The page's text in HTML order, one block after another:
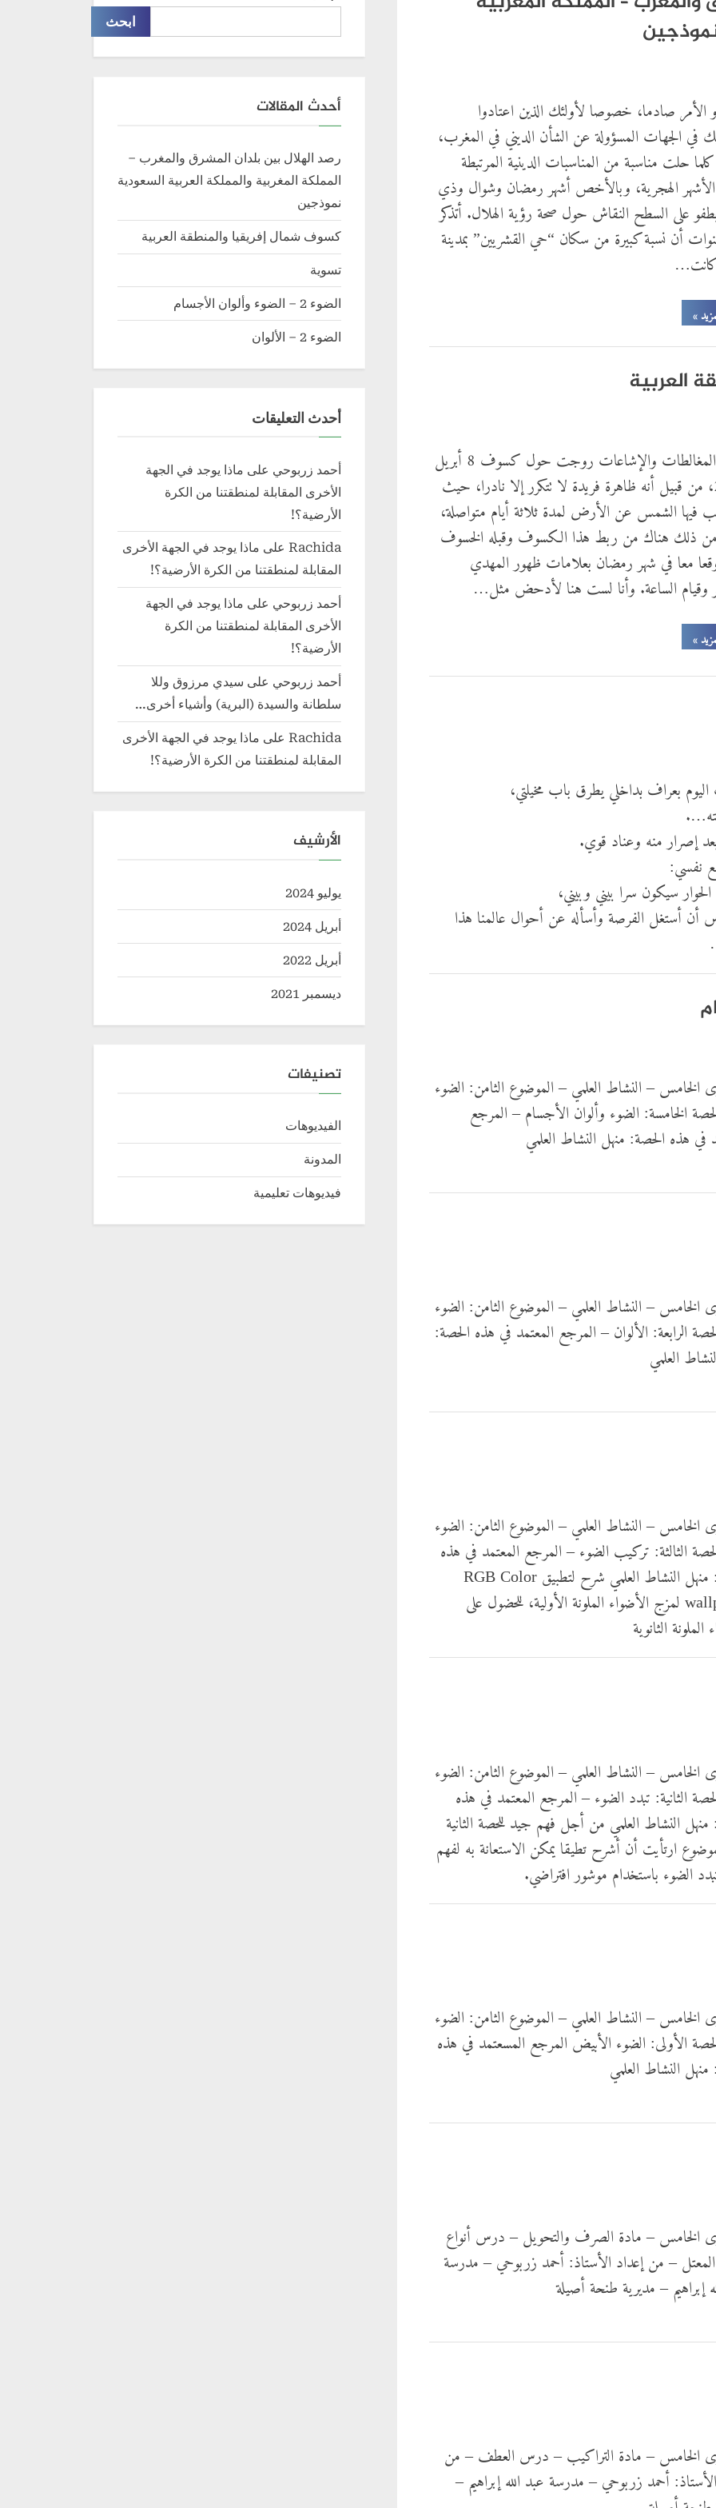
الأمر صادما، خصوصا لأولئك الذين اعتادوا
في الجهات المسؤولة عن الشأن الديني في المغرب،
حلت مناسبة من المناسبات الدينية المرتبطة
الهجرية، وبالأخص أشهر رمضان وشوال وذي
يطفو على السطح النقاش حول صحة رؤية الهلال. أتذكر
أن نسبة كبيرة من سكان “حي القشريين” بمدينة
“رصد
الهلال
بين
بلدان
والمغرب
–
المملكة
نموذجين”
»
العربية
بعض المغالطات والإشاعات روجت حول كسوف 8 أبريل
2024، من قبيل أنه ظاهرة فريدة لا تتكرر إلا نادرا، حيث
الشمس عن الأرض لمدة ثلاثة أيام متواصلة،
ذلك هناك من ربط هذا الكسوف وقبله الخسوف
معا في شهر رمضان بعلامات ظهور المهدي
وقيام الساعة. وأنا لست هنا لأدحض مثل…
“كسوف
شمال
إفريقيا
والمنطقة
العربية”
»
بعراف بداخلي يطرق باب مخيلتي،
إصرار منه وعناد قوي.
نفسي:
سيكون سرا بيني وبيني،
أن أستغل الفرصة وأسأله عن أحوال عالمنا هذا
الخامس – النشاط العلمي – الموضوع الثامن: الضوء
الخامسة: الضوء وألوان الأجسام – المرجع
في هذه الحصة: منهل النشاط العلمي
الخامس – النشاط العلمي – الموضوع الثامن: الضوء
الرابعة: الألوان – المرجع المعتمد في هذه الحصة:
العلمي
الخامس – النشاط العلمي – الموضوع الثامن: الضوء
الثالثة: تركيب الضوء – المرجع المعتمد في هذه
الحصة: منهل النشاط العلمي شرح لتطبيق RGB Color
wallpaper لمزج الأضواء الملونة الأولية، للحضول على
الثانوية
الخامس – النشاط العلمي – الموضوع الثامن: الضوء
الثانية: تبدد الضوء – المرجع المعتمد في هذه
النشاط العلمي من أجل فهم جيد للحصة الثانية
ارتأيت أن أشرح تطيقا يمكن الاستعانة به لفهم
الضوء باستخدام موشور افتراضي.
الخامس – النشاط العلمي – الموضوع الثامن: الضوء
الأولى: الضوء الأبيض المرجع المسعتمد في هذه
النشاط العلمي
الخامس – مادة الصرف والتحويل – درس أنواع
– من إعداد الأستاذ: أحمد زربوحي – مدرسة
إبراهيم – مديرية طنحة أصيلة
الخامس – مادة التراكيب – درس العطف – من
أحمد زربوحي – مدرسة عبد الله إبراهيم –
ابحث
أحدث المقالات
رصد الهلال بين بلدان المشرق والمغرب –
المملكة المغربية والمملكة العربية السعودية
نموذجين
كسوف شمال إفريقيا والمنطقة العربية
تسوية
الضوء 2 – الضوء وألوان الأجسام
الضوء 2 – الألوان
أحدث التعليقات
أحمد زربوحي على ماذا يوجد في الجهة
الأخرى المقابلة لمنطقتنا من الكرة
الأرضية؟!
Rachida على ماذا يوجد في الجهة الأخرى
المقابلة لمنطقتنا من الكرة الأرضية؟!
أحمد زربوحي على ماذا يوجد في الجهة
الأخرى المقابلة لمنطقتنا من الكرة
الأرضية؟!
أحمد زربوحي على سيدي مرزوق وللا
سلطانة والسيدة (البرية) وأشياء أخرى…
Rachida على ماذا يوجد في الجهة الأخرى
المقابلة لمنطقتنا من الكرة الأرضية؟!
الأرشيف
يوليو 2024
أبريل 2024
أبريل 2022
ديسمبر 2021
تصنيفات
الفيديوهات
المدونة
فيديوهات تعليمية